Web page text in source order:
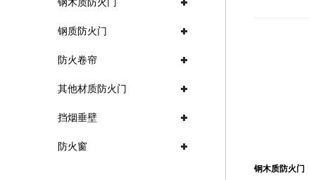
钢木质防火门
钢质防火门
防火卷帘
其他材质防火门
挡烟垂壁
防火窗
钢木质防火门